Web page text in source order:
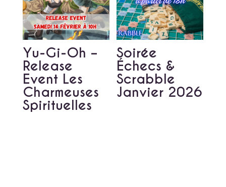
Yu-Gi-Oh –
Release
Event Les
Charmeuses
Spirituelles
Soirée
Échecs &
Scrabble
Janvier 2026